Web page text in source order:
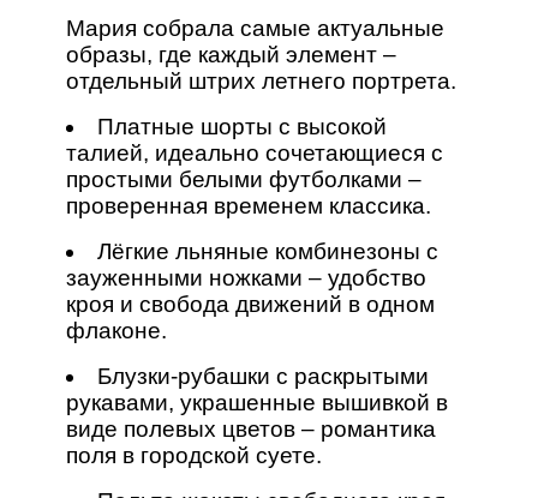
Мария собрала самые актуальные
образы, где каждый элемент –
отдельный штрих летнего портрета.
Платные шорты с высокой
талией, идеально сочетающиеся с
простыми белыми футболками –
проверенная временем классика.
Лёгкие льняные комбинезоны с
зауженными ножками – удобство
кроя и свобода движений в одном
флаконе.
Блузки‑рубашки с раскрытыми
рукавами, украшенные вышивкой в
виде полевых цветов – романтика
поля в городской суете.